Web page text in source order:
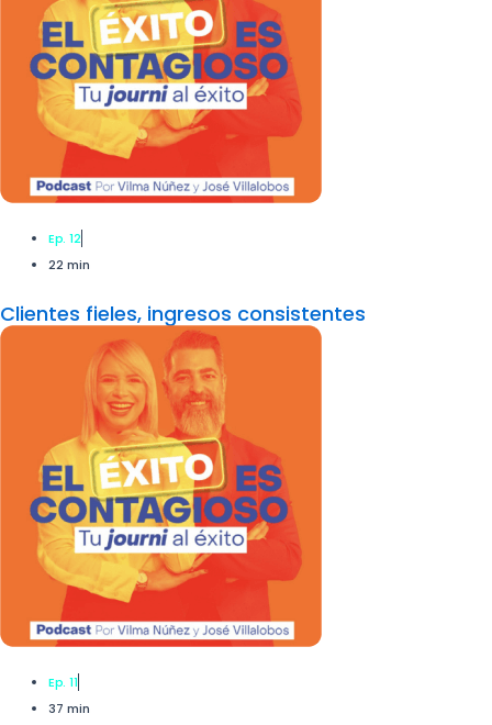
Ep. 12
22 min
Clientes fieles, ingresos consistentes
Ep. 11
37 min